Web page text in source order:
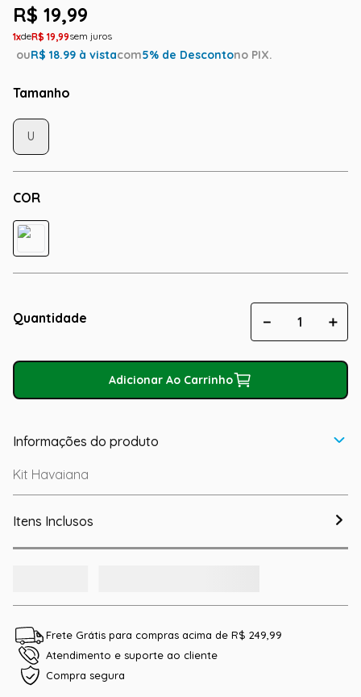
R$ 19,99
1 R$ 19,99
ouR$ 18.99 à vistacom5% de Descontono PIX.
Tamanho
COR
U
Quantidade ＋
－
Adicionar Ao Carrinho
Informações do produto
Kit Havaiana
Itens Inclusos
Frete Grátis para compras acima de R$ 249,99
Atendimento e suporte ao cliente
Compra segura